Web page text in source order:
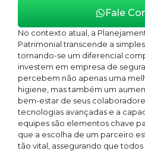
Fale
No contexto atual, a
Patrimonial transcende a
tornando-se um diferencial
investem em empresa de
percebem não apenas uma
higiene, mas também um
bem-estar de seus
tecnologias avançadas e a
equipes são elementos chave
que a escolha de um parceiro
tão vital, assegurando que